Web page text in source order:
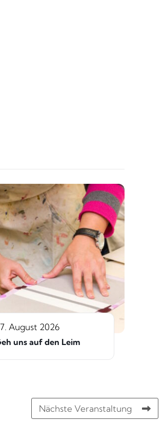
August 2026
uns auf den Leim
Nächste Veranstaltung